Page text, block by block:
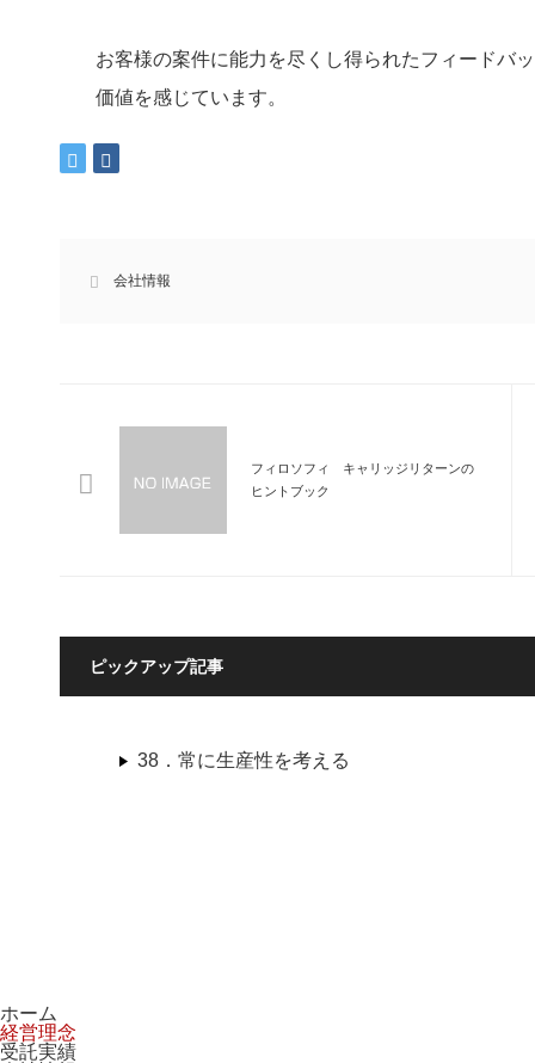
お客様の案件に能力を尽くし得られたフィードバ
価値を感じています。
会社情報
フィロソフィ キャリッジリターンの
ヒントブック
ピックアップ記事
38．常に生産性を考える
ホーム
経営理念
受託実績